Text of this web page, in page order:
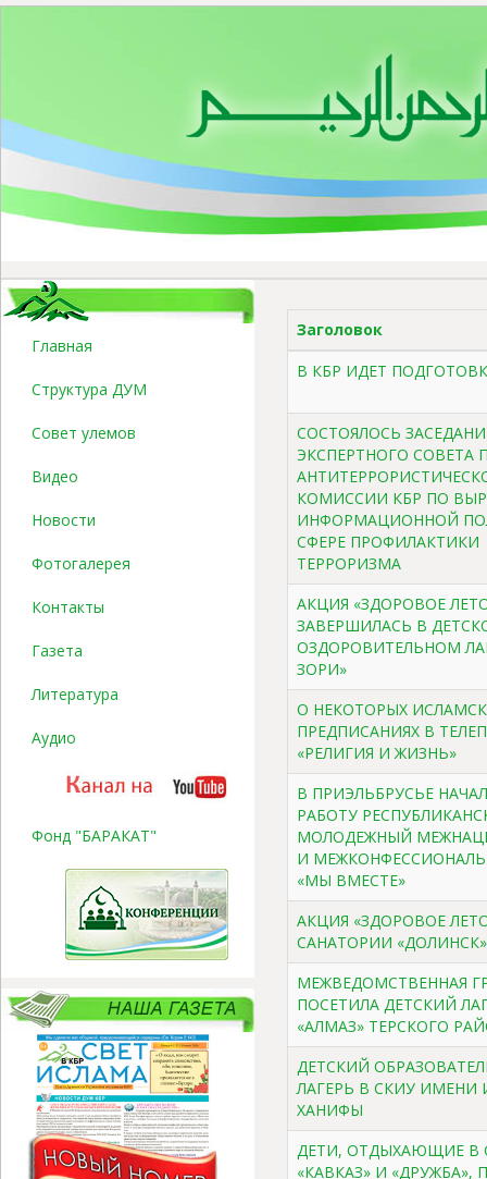
Главная
Структура ДУМ
Совет улемов
Видео
Новости
Фотогалерея
Контакты
Газета
Литература
Аудио
Фонд "БАРАКАТ"
Заголовок
В КБР ИДЕТ
СОСТОЯЛОСЬ
ЭКСПЕРТНОГО СОВЕТА
КОМИССИИ КБР ПО
ИНФОРМАЦИОННОЙ
СФЕРЕ ПРОФИЛАКТИКИ
ТЕРРОРИЗМА
АКЦИЯ «ЗДОРОВОЕ ЛЕТО
ЗАВЕРШИЛАСЬ В
ОЗДОРОВИТЕЛЬНОМ
ЗОРИ»
О НЕКОТОРЫХ
ПРЕДПИСАНИЯХ В
«РЕЛИГИЯ И ЖИЗНЬ»
В ПРИЭЛЬБРУСЬЕ
РАБОТУ
МОЛОДЕЖНЫЙ
И
«МЫ ВМЕСТЕ»
АКЦИЯ «ЗДОРОВОЕ
САНАТОРИИ «ДОЛИНСК»
МЕЖВЕДОМСТВЕННАЯ
ПОСЕТИЛА ДЕТСКИЙ
«АЛМАЗ» ТЕРСКОГО
ДЕТСКИЙ
ЛАГЕРЬ В СКИУ ИМЕНИ
ХАНИФЫ
ДЕТИ, ОТДЫХАЮЩИЕ В
«КАВКАЗ» И «ДРУЖБА»,